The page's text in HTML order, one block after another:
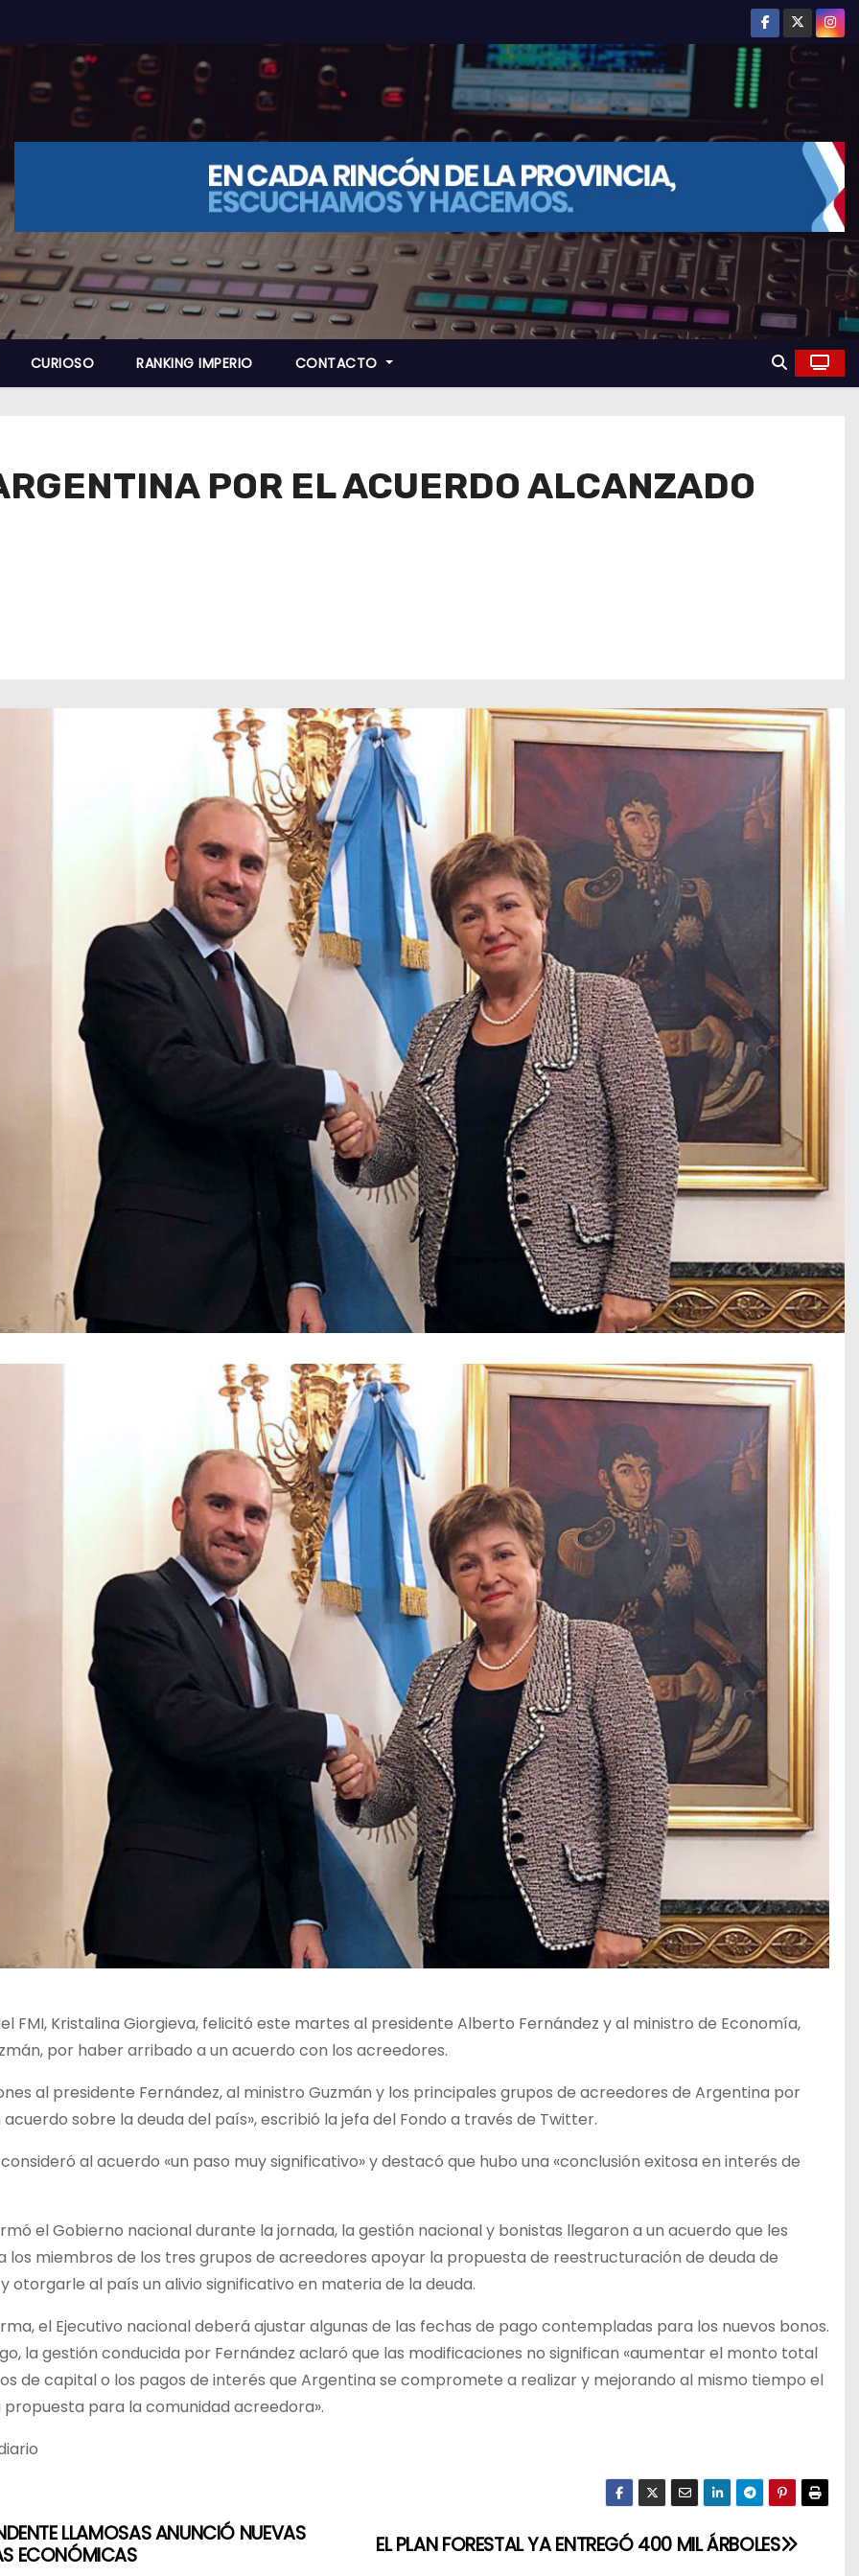
CURIOSO RANKING IMPERIO CONTACTO
POR EL ACUERDO ALCANZADO
FMI, Kristalina Giorgieva, felicitó este martes al presidente Alberto Fernández y al ministro de Economía,
por haber arribado a un acuerdo con los acreedores.
al presidente Fernández, al ministro Guzmán y los principales grupos de acreedores de Argentina por
acuerdo sobre la deuda del país», escribió la jefa del Fondo a través de Twitter.
al acuerdo «un paso muy significativo» y destacó que hubo una «conclusión exitosa en interés de
el Gobierno nacional durante la jornada, la gestión nacional y bonistas llegaron a un acuerdo que les
los miembros de los tres grupos de acreedores apoyar la propuesta de reestructuración de deuda de
otorgarle al país un alivio significativo en materia de la deuda.
el Ejecutivo nacional deberá ajustar algunas de las fechas de pago contempladas para los nuevos bonos.
la gestión conducida por Fernández aclaró que las modificaciones no significan «aumentar el monto total
de capital o los pagos de interés que Argentina se compromete a realizar y mejorando al mismo tiempo el
propuesta para la comunidad acreedora».
EL PLAN FORESTAL YA ENTREGÓ 400 MIL ÁRBOLES
LLAMOSAS ANUNCIÓ NUEVAS
ECONÓMICAS